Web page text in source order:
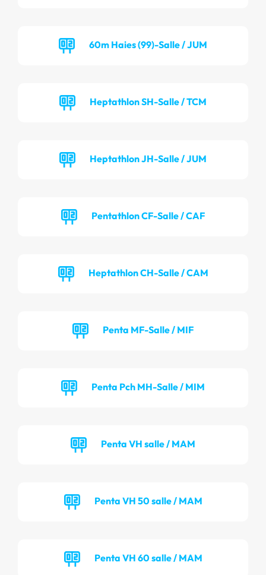
60m Haies (99)-Salle / JUM
Heptathlon SH-Salle / TCM
Heptathlon JH-Salle / JUM
Pentathlon CF-Salle / CAF
Heptathlon CH-Salle / CAM
Penta MF-Salle / MIF
Penta Pch MH-Salle / MIM
Penta VH salle / MAM
Penta VH 50 salle / MAM
Penta VH 60 salle / MAM